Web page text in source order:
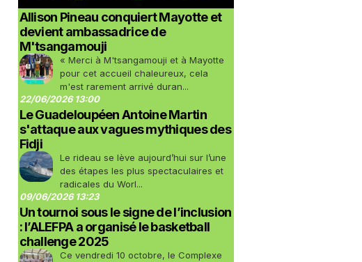
Allison Pineau conquiert Mayotte et
devient ambassadrice de
M'tsangamouji
« Merci à M'tsangamouji et à Mayotte
pour cet accueil chaleureux, cela
m'est rarement arrivé duran...
22/06/2026 13:00
Le Guadeloupéen Antoine Martin
s'attaque aux vagues mythiques des
Fidji
Le rideau se lève aujourd’hui sur l’une
des étapes les plus spectaculaires et
radicales du Worl...
09/06/2026 13:23
Un tournoi sous le signe de l’inclusion
: l’ALEFPA a organisé le basketball
challenge 2025
Ce vendredi 10 octobre, le Complexe